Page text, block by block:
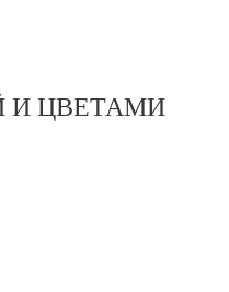
И ЦВЕТАМИ